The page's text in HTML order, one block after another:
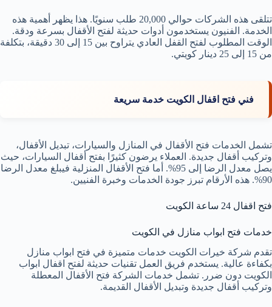
تتلقى هذه الشركات حوالي 20,000 طلب سنويًا. هذا يظهر أهمية هذه
الخدمة. الفنيون يستخدمون أدوات حديثة لفتح الأقفال بسرعة ودقة.
الوقت المطلوب لفتح القفل العادي يتراوح بين 15 إلى 30 دقيقة، بتكلفة
من 15 إلى 25 دينار كويتي.
فني فتح اقفال الكويت خدمة سريعة
تشمل الخدمات فتح الأقفال في المنازل والسيارات، تبديل الأقفال،
وتركيب أقفال جديدة. العملاء يرضون كثيرًا بفتح أقفال السيارات، حيث
يصل معدل الرضا إلى 95%. أما فتح الأقفال المنزلية فيبلغ معدل الرضا
90%. هذه الأرقام تبرز جودة الخدمات وخبرة الفنيين.
فتح اقفال 24 ساعة الكويت
خدمات فتح ابواب منازل في الكويت
تقدم شركة خيرات الكويت خدمات متميزة في فتح ابواب منازل
بكفاءة عالية. يستخدم فريق العمل تقنيات حديثة لفتح اقفال ابواب
الكويت دون ضرر. تشمل خدمات الشركة فتح الأقفال المعطلة
وتركيب أقفال جديدة وتبديل الأقفال القديمة.